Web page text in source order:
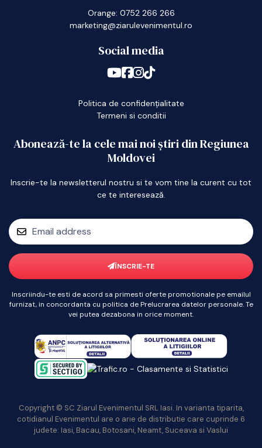
Orange: 0752 266 266
marketing@ziarulevenimentul.ro
Social media
Politica de confidențialitate
Termeni si conditii
Abonează-te la cele mai noi știri din Regiunea
Moldovei
Inscrie-te la newsletterul nostru si te vom tine la curent cu tot
ce te interesează.
ÎNSCRIE-TE
Inscriindu-te esti de acord sa primesti oferte promotionale pe emailul
furnizat, in concordanta cu politica de Prelucrarea datelor personale. Te
vei putea dezabona in orice moment.
Copyright © SC Ziarul Evenimentul SRL Iasi. In varianta tiparita,
cotidianul Evenimentul are o arie de distributie care cuprinde 6
judete: Iasi, Bacau, Botosani, Neamt, Suceava si Vaslui